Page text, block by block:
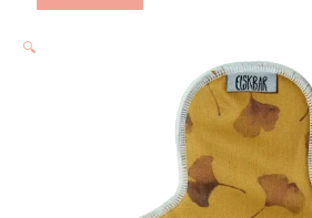
🔍